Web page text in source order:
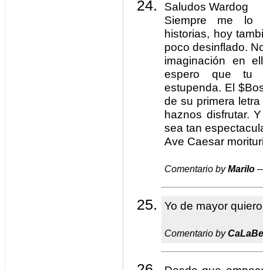
Saludos Wardog
Siempre me lo
historias, hoy
poco desinflado.
imaginación en
espero que tu
estupenda. El
de su primera
haznos disfrutar.
sea tan
Ave Caesar
Comentario byMarilo
Yo de mayor
Comentario by